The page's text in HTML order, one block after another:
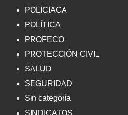
POLICIACA
POLÍTICA
PROFECO
PROTECCIÓN CIVIL
SALUD
SEGURIDAD
Sin categoría
SINDICATOS